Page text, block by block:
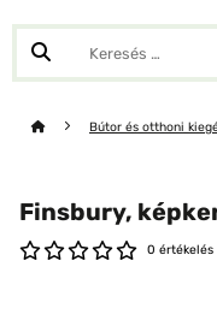
Bútor és otthoni
Finsbury,
0 értékelés